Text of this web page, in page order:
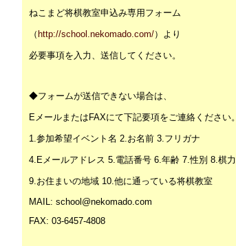
ねこまど将棋教室申込み専用フォーム
（ http://school.nekomado.com/）より
必要事項を入力、送信してください。
◆フォームが送信できない場合は、
EメールまたはFAXにて下記要項をご連絡ください。
1.参加希望イベント名 2.お名前 3.フリガナ
4.Eメールアドレス 5.電話番号 6.年齢 7.性別 8.棋力
9.お住まいの地域 10.他に通っている将棋教室
MAIL: school@nekomado.com
FAX: 03-6457-4808